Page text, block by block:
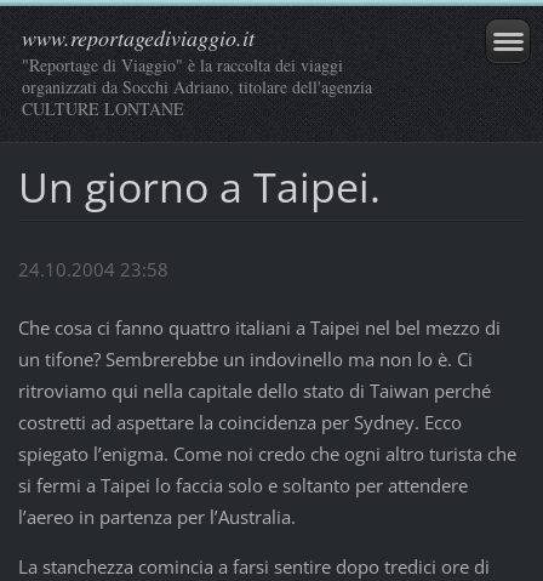
www.reportagediviaggio.it
"Reportage di Viaggio" è la raccolta dei viaggi
organizzati da Socchi Adriano, titolare dell'agenzia
CULTURE LONTANE
Un giorno a Taipei.
24.10.2004 23:58
Che cosa ci fanno quattro italiani a Taipei nel bel mezzo di
un tifone? Sembrerebbe un indovinello ma non lo è. Ci
ritroviamo qui nella capitale dello stato di Taiwan perché
costretti ad aspettare la coincidenza per Sydney. Ecco
spiegato l’enigma. Come noi credo che ogni altro turista che
si fermi a Taipei lo faccia solo e soltanto per attendere
l’aereo in partenza per l’Australia.
La stanchezza comincia a farsi sentire dopo tredici ore di